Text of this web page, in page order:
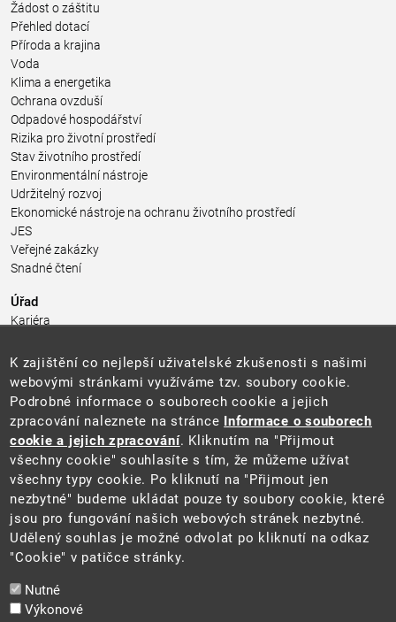
Žádost o záštitu
Přehled dotací
Příroda a krajina
Voda
Klima a energetika
Ochrana ovzduší
Odpadové hospodářství
Rizika pro životní prostředí
Stav životního prostředí
Environmentální nástroje
Udržitelný rozvoj
Ekonomické nástroje na ochranu životního prostředí
JES
Veřejné zakázky
Snadné čtení
Úřad
Kariéra
Pro média a veřejnost
Povinně zveřejňované informace
Kontakty
Přistupnost budovy úřadu MŽP
(PDF, 204 kB)
Web
Aktuality
Ochrana osobních údajů
Prohlášení o přístupnosti
Zásady používání cookies
Mapa webu
K zajištění co nejlepší uživatelské zkušenosti s našimi
webovými stránkami využíváme tzv. soubory cookie.
Podrobné informace o souborech cookie a jejich
zpracování naleznete na stránce Informace o souborech
cookie a jejich zpracování. Kliknutím na "Přijmout
všechny cookie" souhlasíte s tím, že můžeme užívat
všechny typy cookie. Po kliknutí na "Přijmout jen
nezbytné" budeme ukládat pouze ty soubory cookie, které
jsou pro fungování našich webových stránek nezbytné.
Udělený souhlas je možné odvolat po kliknutí na odkaz
"Cookie" v patičce stránky.
Nutné
Výkonové